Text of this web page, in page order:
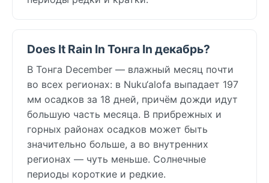
Does It Rain In Тонга In декабрь?
В Тонга December — влажный месяц почти
во всех регионах: в Nuku‘alofa выпадает 197
мм осадков за 18 дней, причём дожди идут
большую часть месяца. В прибрежных и
горных районах осадков может быть
значительно больше, а во внутренних
регионах — чуть меньше. Солнечные
периоды короткие и редкие.